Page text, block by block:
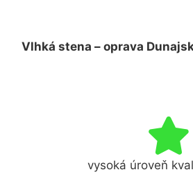
Vlhká stena – oprava
vysoká úroveň